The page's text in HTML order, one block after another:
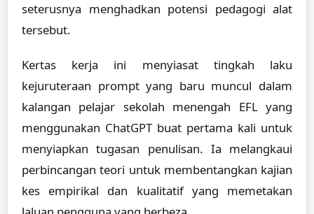
seterusnya menghadkan potensi pedagogi alat
tersebut.
Kertas kerja ini menyiasat tingkah laku
kejuruteraan prompt yang baru muncul dalam
kalangan pelajar sekolah menengah EFL yang
menggunakan ChatGPT buat pertama kali untuk
menyiapkan tugasan penulisan. Ia melangkaui
perbincangan teori untuk membentangkan kajian
kes empirikal dan kualitatif yang memetakan